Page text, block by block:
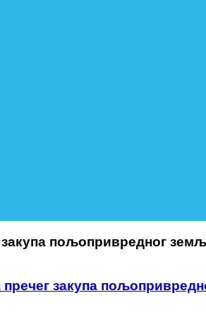
пољопривредног
закупа